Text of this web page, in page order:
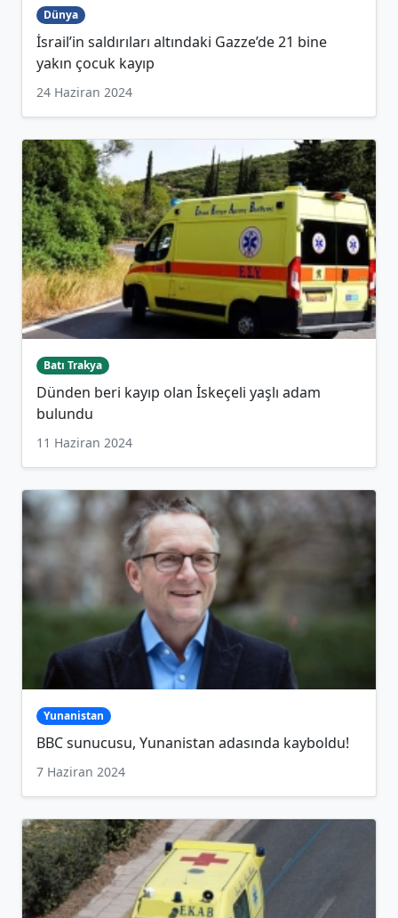
Dünya
İsrail’in saldırıları altındaki Gazze’de 21 bine
yakın çocuk kayıp
24 Haziran 2024
Batı Trakya
Dünden beri kayıp olan İskeçeli yaşlı adam
bulundu
11 Haziran 2024
Yunanistan
BBC sunucusu, Yunanistan adasında kayboldu!
7 Haziran 2024